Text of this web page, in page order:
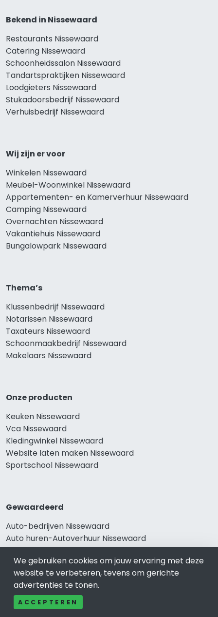
Bekend in Nissewaard
Restaurants Nissewaard
Catering Nissewaard
Schoonheidssalon Nissewaard
Tandartspraktijken Nissewaard
Loodgieters Nissewaard
Stukadoorsbedrijf Nissewaard
Verhuisbedrijf Nissewaard
Wij zijn er voor
Winkelen Nissewaard
Meubel-Woonwinkel Nissewaard
Appartementen- en Kamerverhuur Nissewaard
Camping Nissewaard
Overnachten Nissewaard
Vakantiehuis Nissewaard
Bungalowpark Nissewaard
Thema’s
Klussenbedrijf Nissewaard
Notarissen Nissewaard
Taxateurs Nissewaard
Schoonmaakbedrijf Nissewaard
Makelaars Nissewaard
Onze producten
Keuken Nissewaard
Vca Nissewaard
Kledingwinkel Nissewaard
Website laten maken Nissewaard
Sportschool Nissewaard
Gewaardeerd
Auto-bedrijven Nissewaard
Auto huren-Autoverhuur Nissewaard
Banden-Bandenservice Nissewaard
Advocatenkantoren Nissewaard
Slotenmaker Nissewaard
We gebruiken cookies om jouw ervaring met deze
website te verbeteren, tevens om gerichte
advertenties te tonen.
ACCEPTEREN